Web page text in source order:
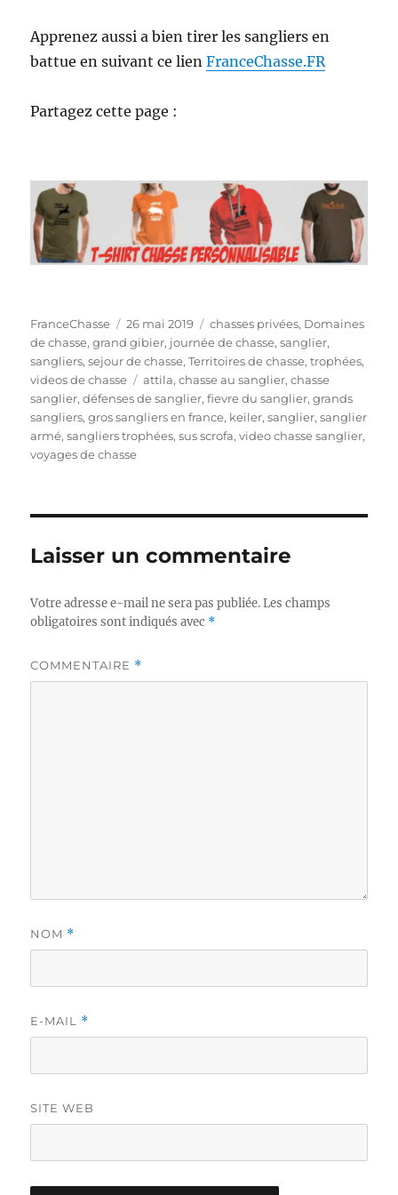
Apprenez aussi a bien tirer les sangliers en
battue en suivant ce lienFranceChasse.FR
Partagez cette page :
A
u
t
e
u
r
FranceChasse
P
u
b
l
i
é
l
e
26 mai 2019
C
a
t
é
g
o
r
chasses privées, Domaines
de chasse,grand gibier, journée de chasse,sanglier,
sangliers,sejour de chasse,Territoires de chasse,trophées,
videos de chasse
É
t
i
q
attila,chasse au sanglier,chasse
sanglier,défenses de sanglier,fievre du sanglier,grands
sangliers,gros sangliers en france, keiler,sanglier,sanglier
armé,sangliers trophées,sus scrofa,video chasse sanglier,
voyages de chasse
Laisser un commentaire
Votre adresse e-mail ne sera pas publiée. Les champs
obligatoires sont indiqués avec *
COMMENTAIRE *
NOM *
E-MAIL *
SITE WEB